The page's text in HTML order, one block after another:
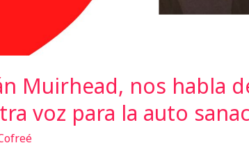
Muirhead, nos habla
voz para la auto